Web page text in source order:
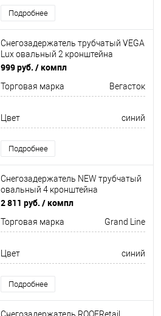
Подробнее
Снегозадержатель трубчатый VEGA
Lux овальный 2 кронштейна
Оцинков+порошковый окрас
999 руб. / компл
Торговая марка Вегасток
Цвет синий
Подробнее
Снегозадержатель NEW трубчатый
овальный 4 кронштейна
Оцинков+порошковый окрас
2 811 руб. / компл
Торговая марка Grand Line
Цвет синий
Подробнее